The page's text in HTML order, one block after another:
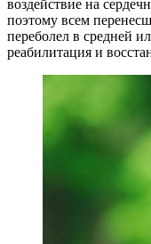
воздействие на
поэтому всем
переболел в средней
реабилитация и